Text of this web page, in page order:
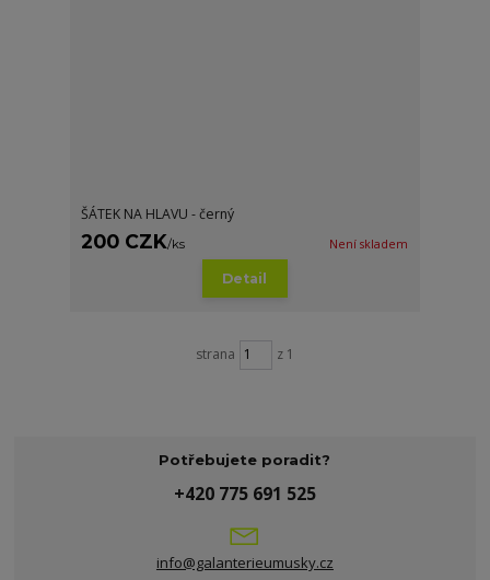
ŠÁTEK NA HLAVU - černý
200 CZK/ks Není skladem
Detail
strana z 1
Potřebujete poradit?
+420 775 691 525
info@galanterieumusky.cz